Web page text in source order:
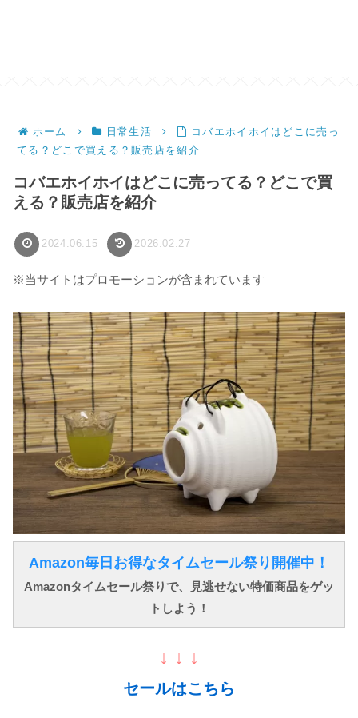
ホーム 日常生活
コバエホイホイはどこに売っ
てる？どこで買える？販売店を紹介
コバエホイホイはどこに売ってる？どこで買
える？販売店を紹介
2024.06.15 2026.02.27
※当サイトはプロモーションが含まれています
Amazon毎日お得なタイムセール祭り開催中！
Amazonタイムセール祭りで、見逃せない特価商品をゲッ
トしよう！
↓ ↓ ↓
セールはこちら